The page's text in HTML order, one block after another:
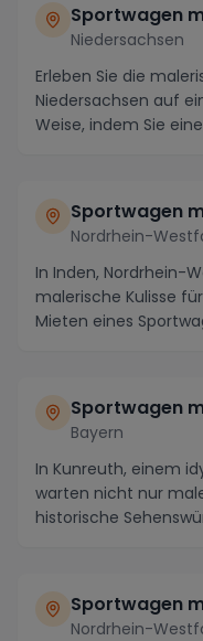
Sportwagen
Niedersachsen
Erleben Sie die
Niedersachsen auf
Weise, indem Sie
Sportwagen
Nordrhein-
In Inden, Nordrhein-
malerische Kulisse
Mieten eines
Sportwagen
Bayern
In Kunreuth, einem
warten nicht nur
historische
Sportwagen
Nordrhein-